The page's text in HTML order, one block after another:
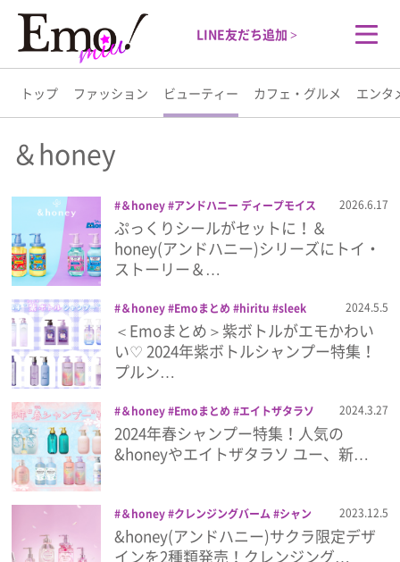
LINE友だち追加 >
トップ ファッション ビューティー カフェ・グルメ エンタ
トップ
ファッション
ビューティー
カフェ・グルメ
エンタメ
ライフスタイル
プレゼント
インタビュー
＆honey
＆honey
アンドハニー ディープモイス
ト アンドハニー メルティ トイ・スト
ーリー
ヘアケア モンスターズ・インク
2026.6.17
ぷっくりシールがセットに！＆
honey(アンドハニー)シリーズにトイ・
ストーリー＆…
＆honey Emoまとめ hiritu
sleek
Sleek by sarasalon
エッセンシャル
コスメ
シャンプー トリートメント
プ
リュスオー プルント ヘアケア
ヤーデ
ン
2024.5.5
＜Emoまとめ＞紫ボトルがエモかわい
い♡ 2024年紫ボトルシャンプー特集！
プルン…
＆honey Emoまとめ
エイトザタラソ
エイトザタラソ ユー エッセンシャル
キュラップ
クレージュ シャンプー
ビ
オリス
ヘアケア メルト
2024.3.27
2024年春シャンプー特集！人気の
&honeyやエイトザタラソ ユー、新…
＆honey クレンジングバーム
シャン
プー トリートメント ヘアケア 桜コス
メ
2023.12.5
&honey(アンドハニー)サクラ限定デザ
インを2種類発売！クレンジング…